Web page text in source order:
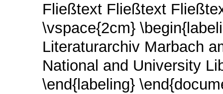
Fließtext Fließtext
\vspace{2cm}
Literaturarchiv Marbach
National and University
\end{labeling}